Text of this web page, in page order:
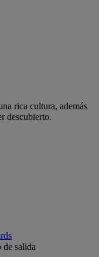
rica cultura, además
descubierto.
de salida